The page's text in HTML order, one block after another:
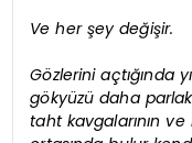
Ve her şey değişir.
Gözlerini açtığında
gökyüzü daha parlak
taht kavgalarının